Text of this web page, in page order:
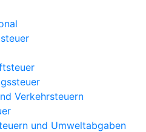
Verkehrsteuern
und Umweltabgaben